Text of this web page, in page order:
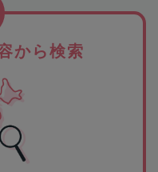
から検索